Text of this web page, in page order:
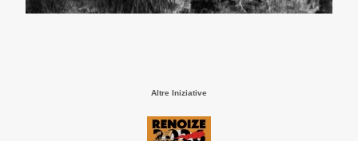
Altre Iniziative